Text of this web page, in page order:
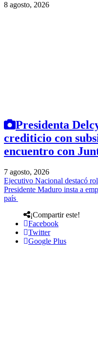
8 agosto, 2026
Presidenta
crediticio con
encuentro con
7 agosto, 2026
Ejecutivo Nacional destacó
Presidente Maduro insta a
país
¡Compartir este!
Facebook
Twitter
Google Plus